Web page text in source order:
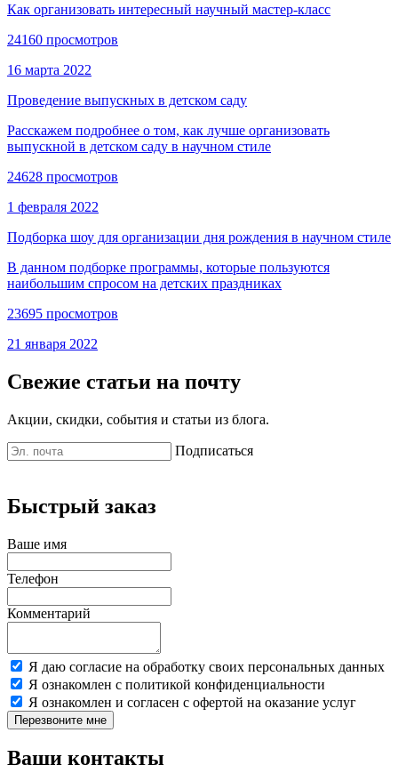
Как организовать интересный научный мастер-класс
24160 просмотров
16 марта 2022
Проведение выпускных в детском саду
Расскажем подробнее о том, как лучше организовать
выпускной в детском саду в научном стиле
24628 просмотров
1 февраля 2022
Подборка шоу для организации дня рождения в научном стиле
В данном подборке программы, которые пользуются
наибольшим спросом на детских праздниках
23695 просмотров
21 января 2022
Свежие статьи на почту
Акции, скидки, события и статьи из блога.
Подписаться
Быстрый заказ
Ваше имя
Телефон
Комментарий
Я даю согласие на обработку своих персональных данных
Я ознакомлен с политикой конфиденциальности
Я ознакомлен и согласен с офертой на оказание услуг
Перезвоните мне
Ваши контакты